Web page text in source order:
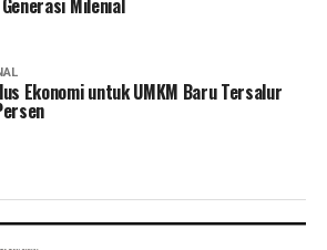
Milenial
Ekonomi untuk UMKM Baru Tersalur